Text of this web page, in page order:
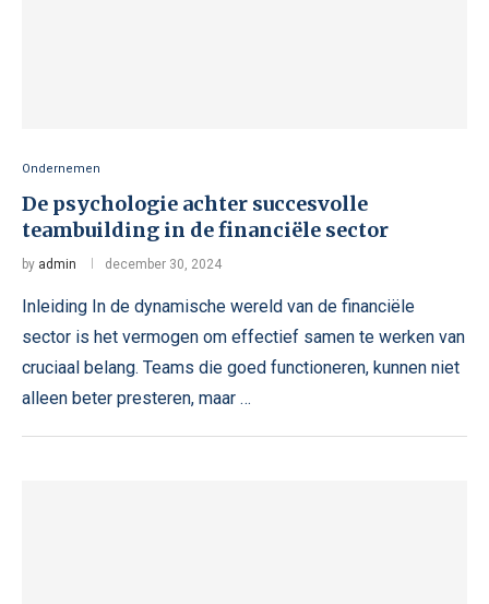
Ondernemen
De psychologie achter succesvolle
teambuilding in de financiële sector
by admin december 30, 2024
Inleiding In de dynamische wereld van de financiële
sector is het vermogen om effectief samen te werken van
cruciaal belang. Teams die goed functioneren, kunnen niet
alleen beter presteren, maar …